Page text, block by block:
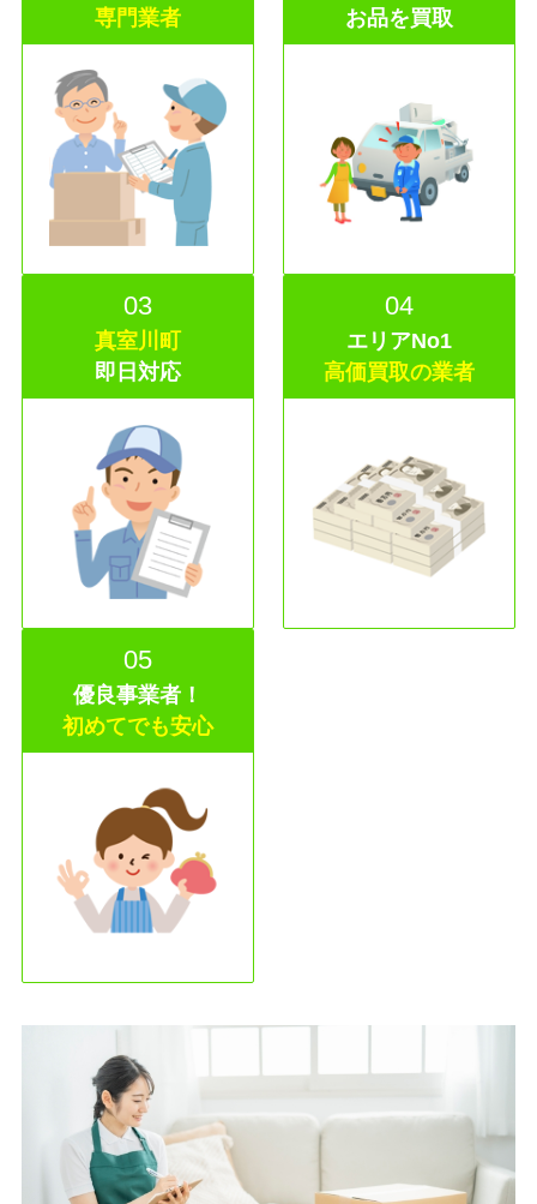
専門業者
お品を買取
03
真室川町
即日 対応
04
エリアNo1
高価買取の業者
05
優良事業者！
初めてでも安心